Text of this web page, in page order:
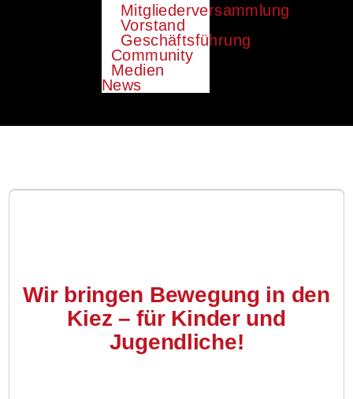
Mitgliederversammlung
Vorstand
Geschäftsführung
Community
Medien
News
Wir bringen Bewegung in den
Kiez – für Kinder und
Jugendliche!